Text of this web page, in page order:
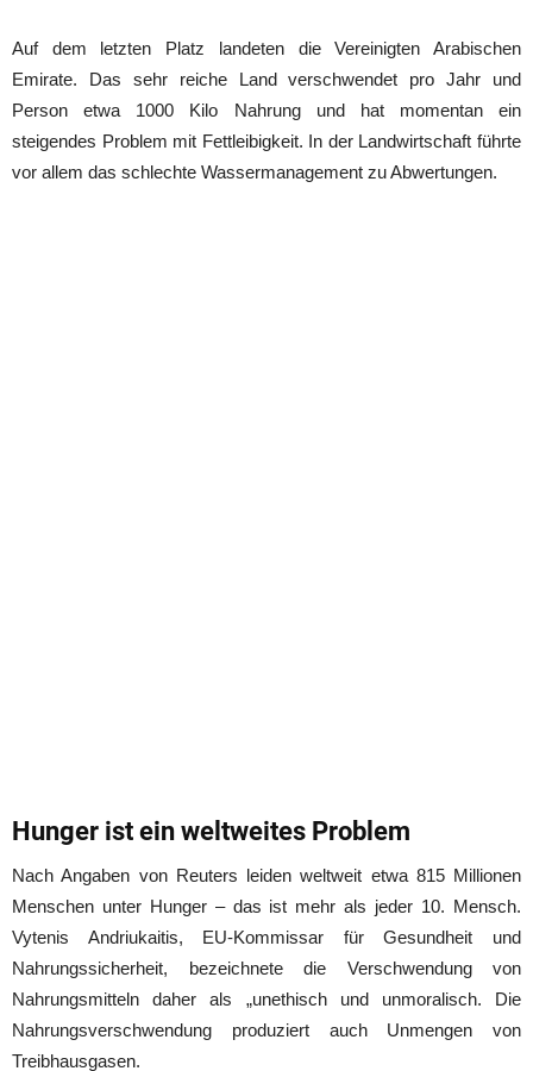
Auf dem letzten Platz landeten die Vereinigten Arabischen
Emirate. Das sehr reiche Land verschwendet pro Jahr und
Person etwa 1000 Kilo Nahrung und hat momentan ein
steigendes Problem mit Fettleibigkeit. In der Landwirtschaft führte
vor allem das schlechte Wassermanagement zu Abwertungen.
Hunger ist ein weltweites Problem
Nach Angaben von Reuters leiden weltweit etwa 815 Millionen
Menschen unter Hunger – das ist mehr als jeder 10. Mensch.
Vytenis Andriukaitis, EU-Kommissar für Gesundheit und
Nahrungssicherheit, bezeichnete die Verschwendung von
Nahrungsmitteln daher als „unethisch und unmoralisch. Die
Nahrungsverschwendung produziert auch Unmengen von
Treibhausgasen.